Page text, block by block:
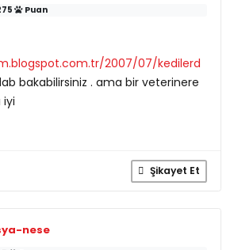
Puan
2007/07/kedilerd
bakabilirsiniz . ama bir veterinere
iyi
Şikayet Et
nese